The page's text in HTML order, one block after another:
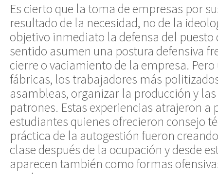
Es cierto que la toma de empresas por
resultado de la necesidad, no de la
objetivo inmediato la defensa del puesto
sentido asumen una postura defensiva
cierre o vaciamiento de la empresa.
fábricas, los trabajadores más
asambleas, organizar la producción y
patrones. Estas experiencias atrajeron a
estudiantes quienes ofrecieron consejo
práctica de la autogestión fueron
clase después de la ocupación y desde
aparecen también como formas